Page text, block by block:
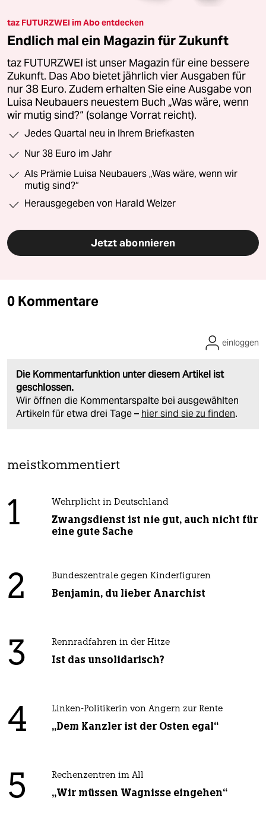
taz FUTURZWEI im Abo entdecken
Endlich mal ein Magazin für Zukunft
taz FUTURZWEI ist unser Magazin für eine bessere
Zukunft. Das Abo bietet jährlich vier Ausgaben für
nur 38 Euro. Zudem erhalten Sie eine Ausgabe von
Luisa Neubauers neuestem Buch „Was wäre, wenn
wir mutig sind?“ (solange Vorrat reicht).
Jedes Quartal neu in Ihrem Briefkasten
Nur 38 Euro im Jahr
Als Prämie Luisa Neubauers „Was wäre, wenn wir
mutig sind?“
Herausgegeben von Harald Welzer
Jetzt abonnieren
0 Kommentare
Die Kommentarfunktion unter diesem Artikel ist
geschlossen.
Wir öffnen die Kommentarspalte bei ausgewählten
Artikeln für etwa drei Tage – hier sind sie zu finden.
einloggen
meistkommentiert
1 Wehrplicht in Deutschland
Zwangsdienst ist nie gut, auch nicht für
eine gute Sache
2 Bundeszentrale gegen Kinderfiguren
Benjamin, du lieber Anarchist
3 Rennradfahren in der Hitze
Ist das unsolidarisch?
4 Linken-Politikerin von Angern zur Rente
„Dem Kanzler ist der Osten egal“
5 Rechenzentren im All
„Wir müssen Wagnisse eingehen“